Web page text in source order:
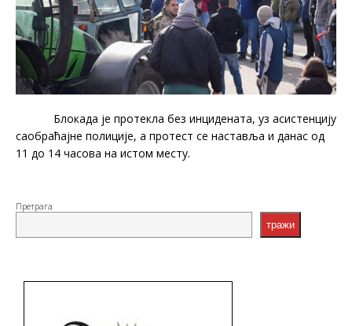
Блокада је протекла без инцидената, уз асистенцију
саобраћајне полиције, а протест се наставља и данас од
11 до 14 часова на истом месту.
Претрага
тражи